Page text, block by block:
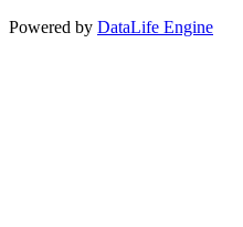
Powered by DataLife Engine